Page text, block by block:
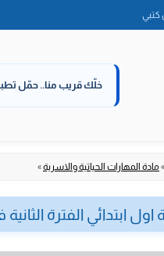
كتبي
خلّك قريب منا.. حمّل
» مادة المهارات الحياتية والاسرية»
ابتدائي الفترة الثانية ف2